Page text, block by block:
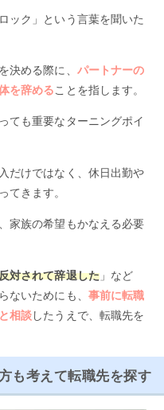
ック」という言葉を聞いた
決める際に、 パートナーの
を辞めることを指します。
ても重要なターニングポイ
だけではなく、休日出勤や
てきます。
家族の希望もかなえる必要
対されて辞退した 」など
ないためにも、 事前に転職
相談したうえで、転職先を
も考えて転職先を探す